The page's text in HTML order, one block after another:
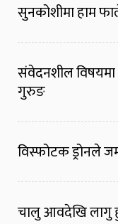
सुनकोशीमा हाम
संवेदनशील विषयमा
गुरुङ
विस्फोटक ड्रोनले
चालु आवदेखि लागु